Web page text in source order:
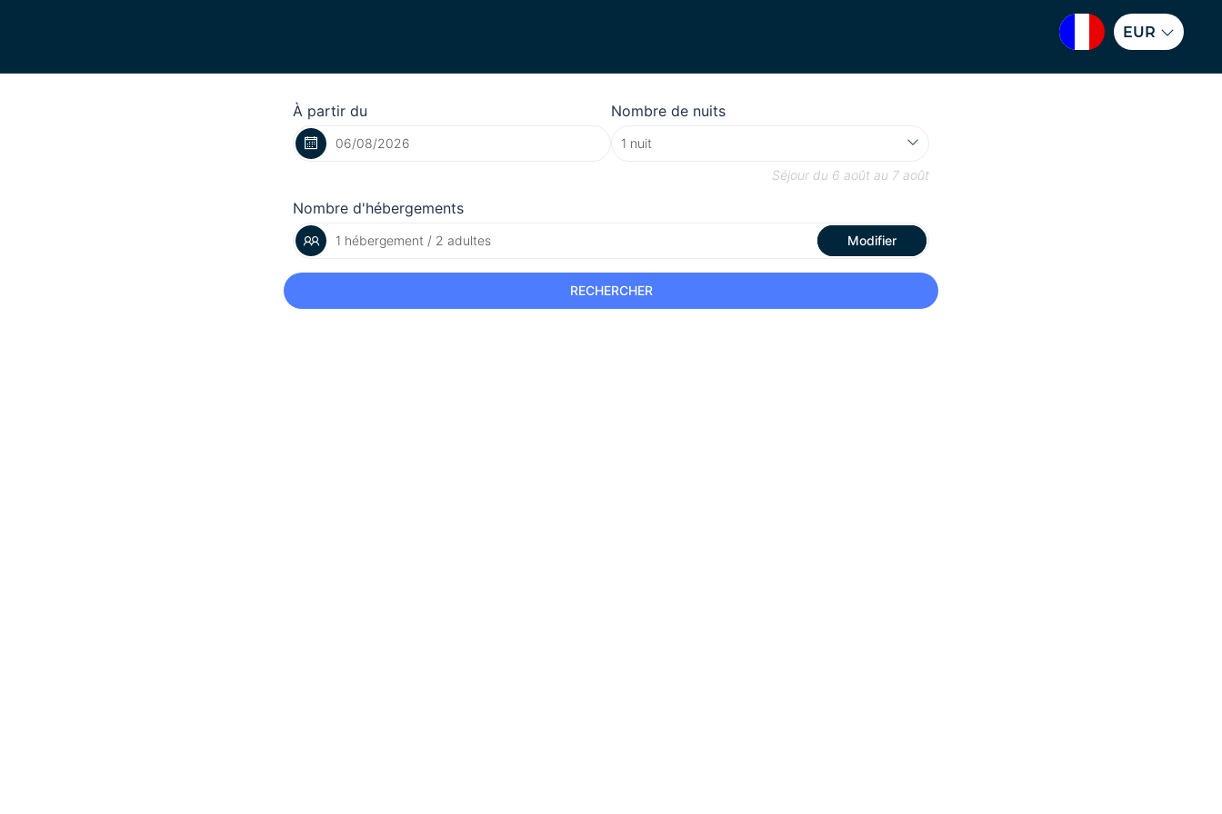
EUR
À partir du Nombre de nuits
Séjour du 6 août au 7 août
Nombre d'hébergements
1 hébergement / 2 adultes Modifier